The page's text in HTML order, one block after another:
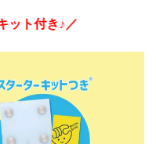
ット付き♪／